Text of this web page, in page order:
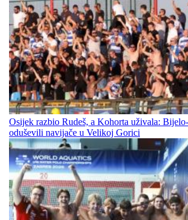
Osijek razbio Rudeš, a Kohorta uživala:
oduševili navijače u Velikoj Gorici